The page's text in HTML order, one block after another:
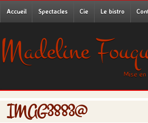
Accueil Spectacles Cie Le bistro
Madeline
Mise en
IMAG3883@